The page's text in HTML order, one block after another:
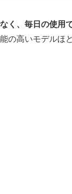
く、毎日の使用
の高いモデルほ